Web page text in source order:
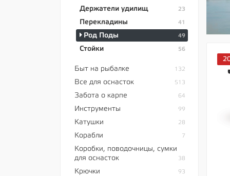
Держатели удилищ 23
Перекладины 41
Род Поды 49
Стойки 56
Быт на рыбалке 132
Все для оснасток 513
Забота о карпе 64
Инструменты 99
Катушки 28
Корабли 7
Коробки, поводочницы, сумки
для оснасток
38
Крючки 93